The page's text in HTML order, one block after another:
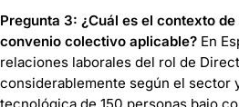
Pregunta 3: ¿Cuál es el contexto
convenio colectivo aplicable? En
relaciones laborales del rol de
considerablemente según el sector
tecnológica de 150 personas bajo